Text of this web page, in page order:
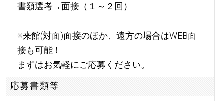
書類選考→面接（１～２回）
※来館(対面)面接のほか、遠方の場合はWEB面
接も可能！
まずはお気軽にご応募ください。
応募書類等